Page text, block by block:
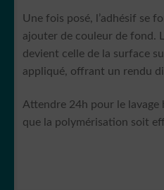
Une fois posé, l’adhésif se
ajouter de couleur de fond.
devient celle de la surface
appliqué, offrant un rendu
Attendre 24h pour le lavage
que la polymérisation soit